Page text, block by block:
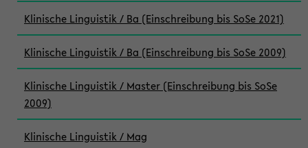
Klinische Linguistik / Ba (Einschreibung bis SoSe 2021)
Klinische Linguistik / Ba (Einschreibung bis SoSe 2009)
Klinische Linguistik / Master (Einschreibung bis SoSe
2009)
Klinische Linguistik / Mag